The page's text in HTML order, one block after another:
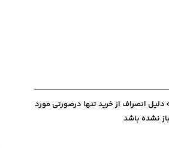
دلیل انصراف از خرید تنها درصورتی مورد
نشده باشد